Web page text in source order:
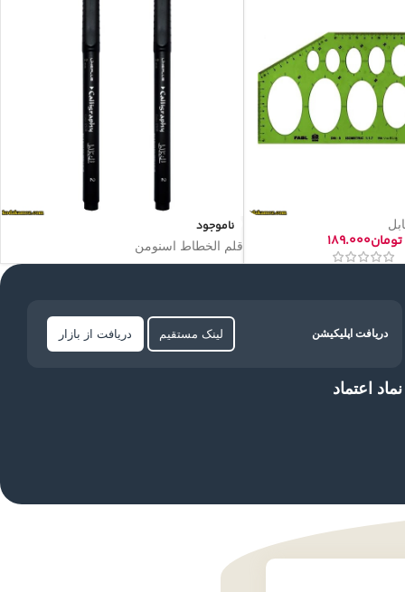
تومان۱۸۹.۰۰۰
ناموجود
قلم الخطاط اسنومن
دریافت اپلیکیشن لینک مستقیم دریافت از بازار
نماد اعتماد